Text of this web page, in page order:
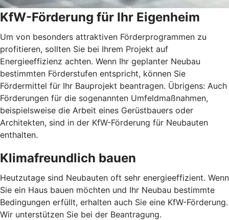
KfW-Förderung für Ihr Eigenheim
Um von besonders attraktiven Förderprogrammen zu
profitieren, sollten Sie bei Ihrem Projekt auf
Energieeffizienz achten. Wenn Ihr geplanter Neubau
bestimmten Förderstufen entspricht, können Sie
Fördermittel für Ihr Bauprojekt beantragen. Übrigens: Auch
Förderungen für die sogenannten Umfeldmaßnahmen,
beispielsweise die Arbeit eines Gerüstbauers oder
Architekten, sind in der KfW-Förderung für Neubauten
enthalten.
Klimafreundlich bauen
Heutzutage sind Neubauten oft sehr energieeffizient. Wenn
Sie ein Haus bauen möchten und Ihr Neubau bestimmte
Bedingungen erfüllt, erhalten auch Sie eine KfW-Förderung.
Wir unterstützen Sie bei der Beantragung.